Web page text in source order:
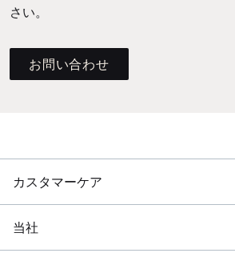
さい。
お問い合わせ
カスタマーケア
当社